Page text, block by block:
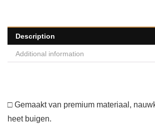
Description
Additional information
□ Gemaakt van premium materiaal,
heet buigen.